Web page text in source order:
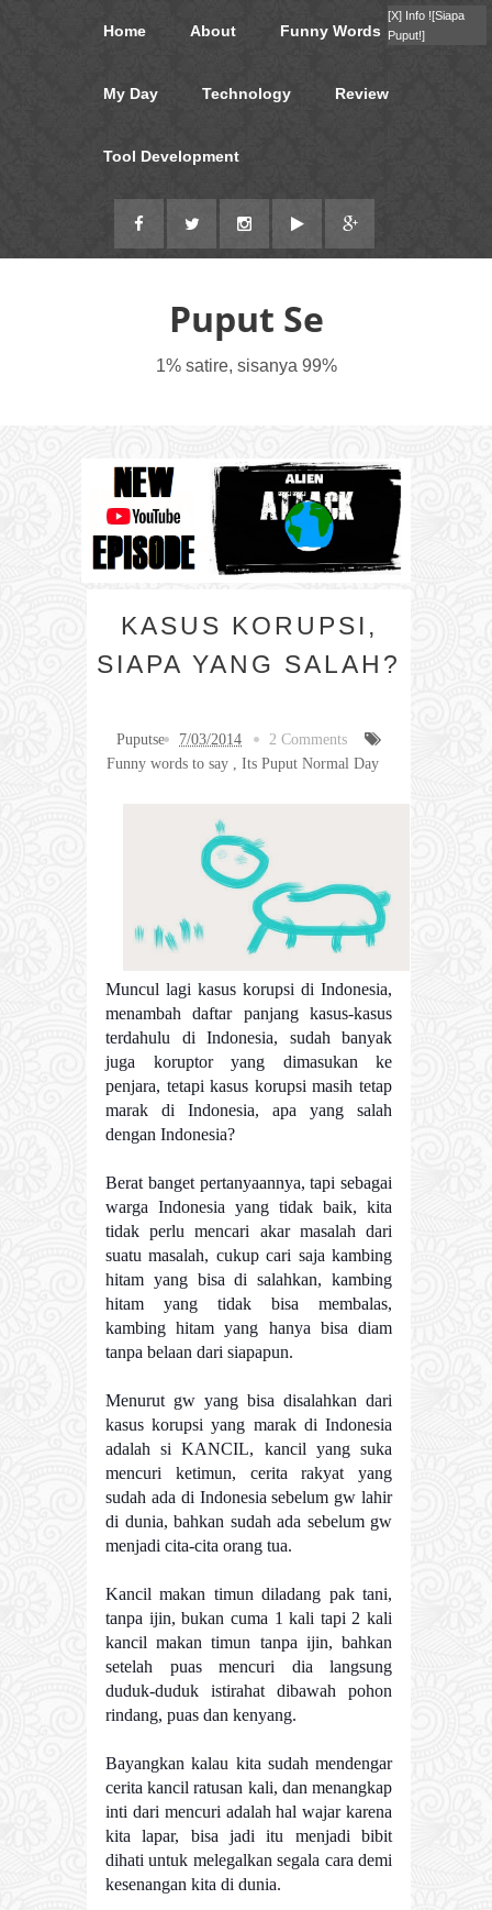
Home About Funny Words
My Day Technology Review
Tool Development
Puput Se
1% satire, sisanya 99%
KASUS KORUPSI,
SIAPA YANG SALAH?
Puputse 7/03/2014
2 Comments
Funny words to say, Its Puput Normal Day
Muncul lagi kasus korupsi di Indonesia,
menambah daftar panjang kasus-kasus
terdahulu di Indonesia, sudah banyak
juga koruptor yang dimasukan ke
penjara, tetapi kasus korupsi masih tetap
marak di Indonesia, apa yang salah
dengan Indonesia?
Berat banget pertanyaannya, tapi sebagai
warga Indonesia yang tidak baik, kita
tidak perlu mencari akar masalah dari
suatu masalah, cukup cari saja kambing
hitam yang bisa di salahkan, kambing
hitam yang tidak bisa membalas,
kambing hitam yang hanya bisa diam
tanpa belaan dari siapapun.
Menurut gw yang bisa disalahkan dari
kasus korupsi yang marak di Indonesia
adalah si KANCIL, kancil yang suka
mencuri ketimun, cerita rakyat yang
sudah ada di Indonesia sebelum gw lahir
di dunia, bahkan sudah ada sebelum gw
menjadi cita-cita orang tua.
Kancil makan timun diladang pak tani,
tanpa ijin, bukan cuma 1 kali tapi 2 kali
kancil makan timun tanpa ijin, bahkan
setelah puas mencuri dia langsung
duduk-duduk istirahat dibawah pohon
rindang, puas dan kenyang.
Bayangkan kalau kita sudah mendengar
cerita kancil ratusan kali, dan menangkap
inti dari mencuri adalah hal wajar karena
kita lapar, bisa jadi itu menjadi bibit
dihati untuk melegalkan segala cara demi
kesenangan kita di dunia.
[X] Info ![Siapa
Puput!]